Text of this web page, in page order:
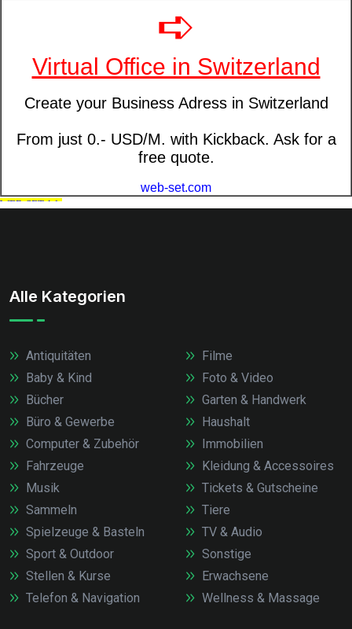
Alle Kategorien
Antiquitäten
Baby & Kind
Bücher
Büro & Gewerbe
Computer & Zubehör
Fahrzeuge
Filme
Foto & Video
Garten & Handwerk
Haushalt
Immobilien
Kleidung & Accessoires
Musik
Sammeln
Spielzeuge & Basteln
Sport & Outdoor
Stellen & Kurse
Telefon & Navigation
Tickets & Gutscheine
Tiere
TV & Audio
Sonstige
Erwachsene
Wellness & Massage